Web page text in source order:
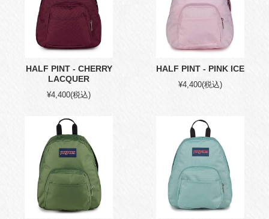
HALF PINT - CHERRY
LACQUER
¥4,400(税込)
HALF PINT - PINK ICE
¥4,400(税込)